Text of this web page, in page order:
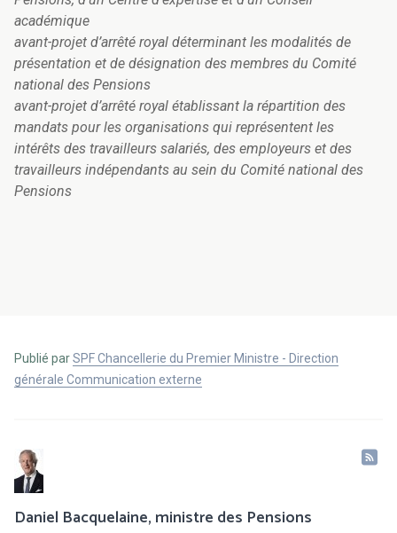
académique
avant-projet d’arrêté royal déterminant les modalités de
présentation et de désignation des membres du Comité
national des Pensions
avant-projet d’arrêté royal établissant la répartition des
mandats pour les organisations qui représentent les
intérêts des travailleurs salariés, des employeurs et des
travailleurs indépendants au sein du Comité national des
Pensions
Publié parSPF Chancellerie du Premier Ministre - Direction
générale Communication externe
Daniel Bacquelaine, ministre des Pensions